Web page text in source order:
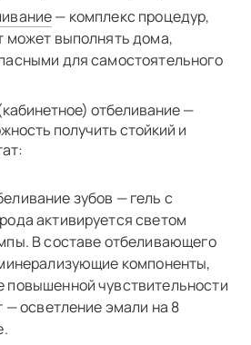
— комплекс процедур,
может выполнять дома,
для самостоятельного
отбеливание —
получить стойкий и
зубов — гель с
активируется светом
В составе отбеливающего
компоненты,
повышенной чувствительности
— осветление эмали на 8